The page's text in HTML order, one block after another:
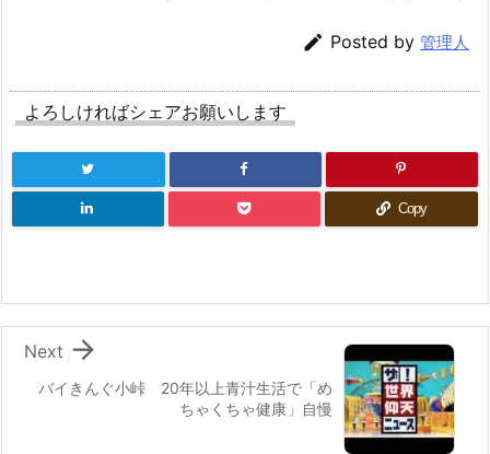
 Posted by 管理人
よろしければシェアお願いします
Copy
バイきんぐ小峠 20年以上青汁生活で「め
ちゃくちゃ健康」自慢

Next